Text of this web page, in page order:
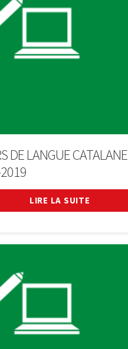
DE LANGUE CATALANE
LIRE LA SUITE